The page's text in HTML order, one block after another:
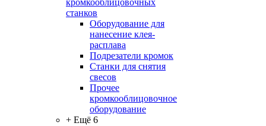
кромкооблицовочных
станков
Оборудование для
нанесение клея-
расплава
Подрезатели кромок
Станки для снятия
свесов
Прочее
кромкооблицовочное
оборудование
+ Ещё 6